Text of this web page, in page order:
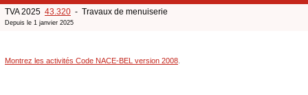
TVA 2025 43.320 - Travaux de menuiserie
Depuis le 1 janvier 2025
Montrez les activités Code NACE-BEL version 2008